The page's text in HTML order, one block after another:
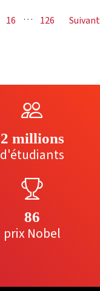
16 … 126
2 millions
d'étudiants
86
prix Nobel